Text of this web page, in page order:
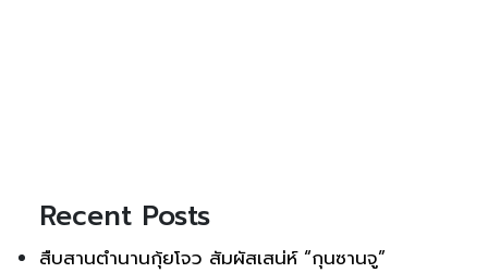
Recent Posts
สืบสานตำนานกุ้ยโจว สัมผัสเสน่ห์ “กุนซานจู”